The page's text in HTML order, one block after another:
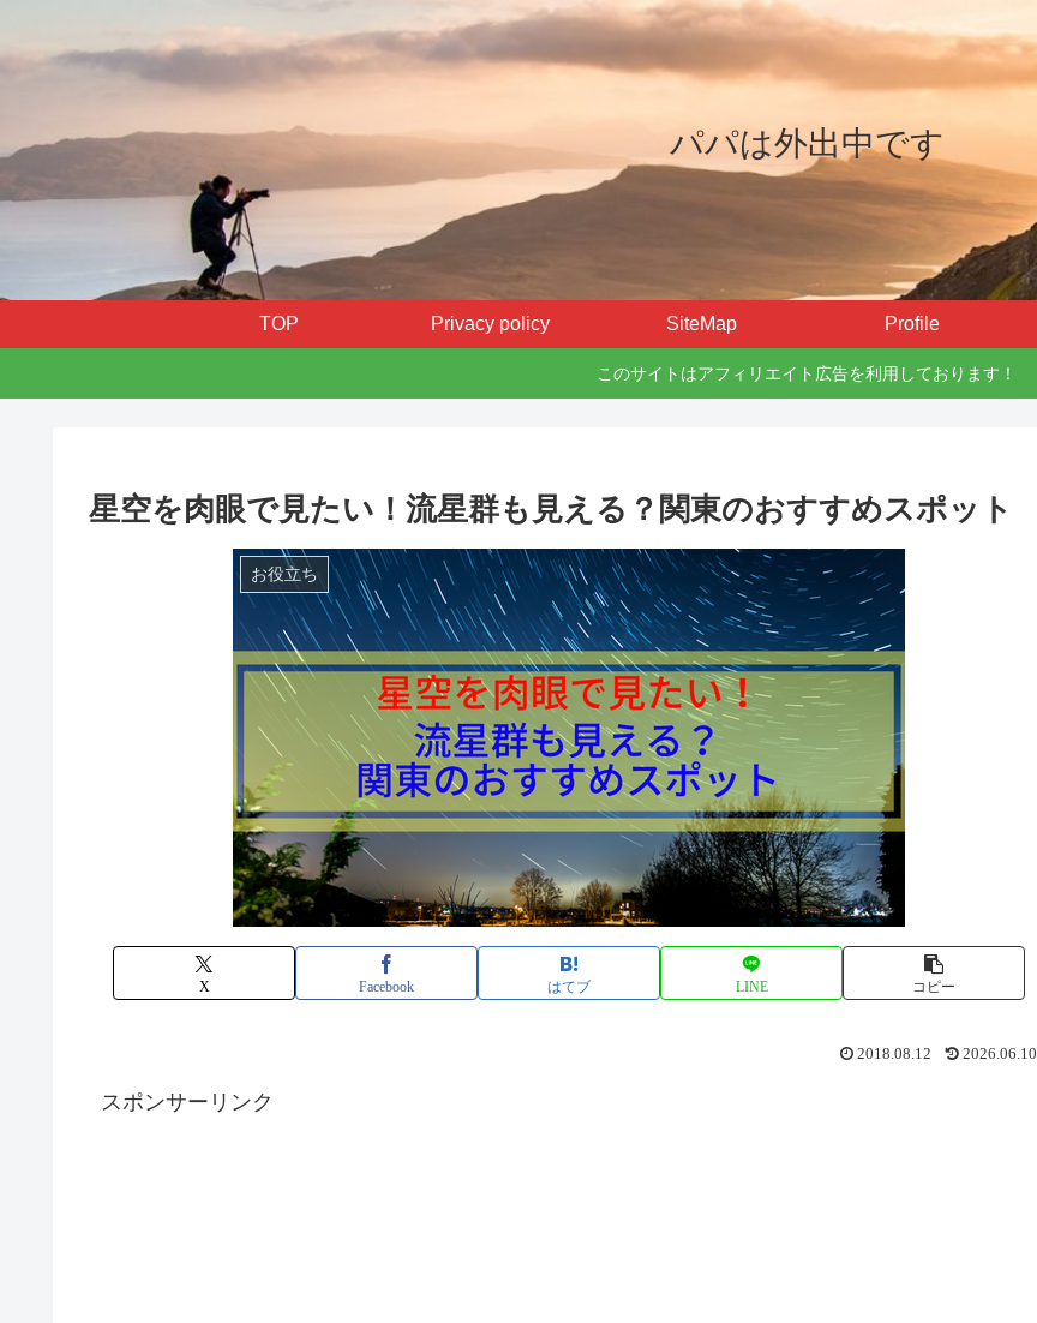
パパは外出中です
TOP Privacy policy SiteMap Profile
このサイトはアフィリエイト広告を利用しております！
星空を肉眼で見たい！流星群も見える？関東のおすすめスポット
お役立ち
X Facebook はてブ LINE コピー
2018.08.12 2026.06.10
スポンサーリンク